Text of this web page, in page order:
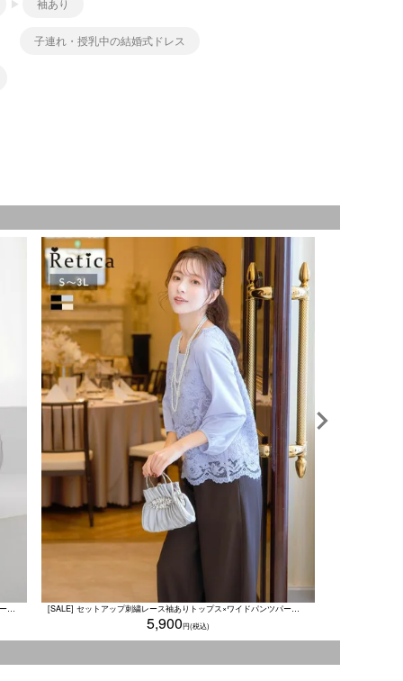
袖あり
子連れ・授乳中の結婚式ドレス
[SALE] ケープデザイントップステーパードパンツセットアップパーティードレス (Sサイズ～XXLサイズ) [SALE] セットアップ刺繍レース袖ありトップス×ワイドパンツパーティードレス (Sサイズ～XXLサイズ)
5,900